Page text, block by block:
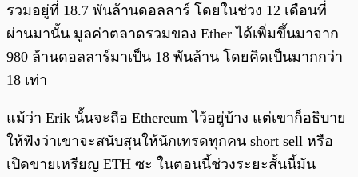
รวมอยู่ที่ 18.7 พันล้านดอลลาร์ โดยในช่วง 12 เดือนที่
ผ่านมานั้น มูลค่าตลาดรวมของ Ether ได้เพิ่มขึ้นมาจาก
980 ล้านดอลลาร์มาเป็น 18 พันล้าน โดยคิดเป็นมากกว่า
18 เท่า
แม้ว่า Erik นั้นจะถือ Ethereum ไว้อยู่บ้าง แต่เขาก็อธิบาย
ให้ฟังว่าเขาจะสนับสุนให้นักเทรดทุกคน short sell หรือ
เปิดขายเหรียญ​ ETH ซะ ในตอนนี้ช่วงระยะสั้นนี้มัน